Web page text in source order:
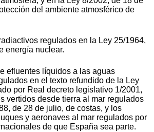
del ambiente atmosférico de
regulados en la Ley 25/1964,
energía nuclear.
efluentes líquidos a las aguas
en el texto refundido de la Ley
por Real decreto legislativo 1/2001,
vertidos desde tierra al mar regulados
de 28 de julio, de costas, y los
y aeronaves al mar regulados por
de que España sea parte.